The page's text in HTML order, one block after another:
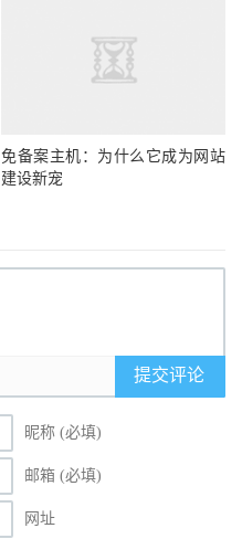
免备案主机：为什么它成为网站
建设新宠
提交评论
昵称 (必填)
邮箱 (必填)
网址